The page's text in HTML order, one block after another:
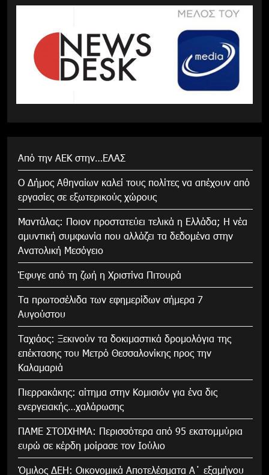
Από την ΑΕΚ στην…ΕΛΑΣ
Ο Δήμος Αθηναίων καλεί τους πολίτες να απέχουν από
εργασίες σε εξωτερικούς χώρους
Μαντάλας: Ποιον προστατεύει τελικά η Ελλάδα; Η νέα
αμυντική συμφωνία που αλλάζει τα δεδομένα στην
Ανατολική Μεσόγειο
Έφυγε από τη ζωή η Χριστίνα Πιτουρά
Τα πρωτοσέλιδα των εφημερίδων σήμερα 7
Αυγούστου
Tαχιάος: Ξεκινούν τα δοκιμαστικά δρομολόγια της
επέκτασης του Μετρό Θεσσαλονίκης προς την
Καλαμαριά
Πιερρακάκης: αίτημα στην Κομισιόν για ένα δις
ενεργειακής…χαλάρωσης
ΠΑΜΕ ΣΤΟΙΧΗΜΑ: Περισσότερα από 95 εκατομμύρια
ευρώ σε κέρδη μοίρασε τον Ιούλιο
Όμιλος ΔΕΗ: Οικονομικά Αποτελέσματα Α΄ εξαμήνου